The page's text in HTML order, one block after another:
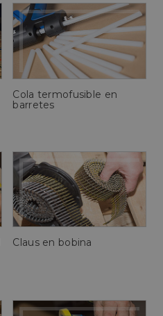
Cola termofusible en
barretes
Claus en bobina